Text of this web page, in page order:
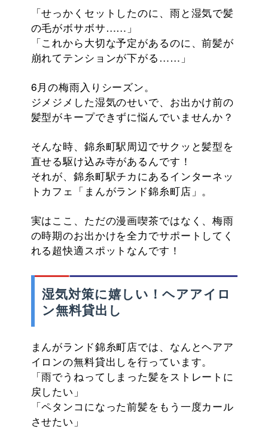
「せっかくセットしたのに、雨と湿気で髪
の毛がボサボサ……」
「これから大切な予定があるのに、前髪が
崩れてテンションが下がる……」
6月の梅雨入りシーズン。
ジメジメした湿気のせいで、お出かけ前の
髪型がキープできずに悩んでいませんか？
そんな時、錦糸町駅周辺でサクッと髪型を
直せる駆け込み寺があるんです！
それが、錦糸町駅チカにあるインターネッ
トカフェ「まんがランド錦糸町店」。
実はここ、ただの漫画喫茶ではなく、梅雨
の時期のお出かけを全力でサポートしてく
れる超快適スポットなんです！
湿気対策に嬉しい！ヘアアイロ
ン無料貸出し
まんがランド錦糸町店では、なんとヘアア
イロンの無料貸出しを行っています。
「雨でうねってしまった髪をストレートに
戻したい」
「ペタンコになった前髪をもう一度カール
させたい」